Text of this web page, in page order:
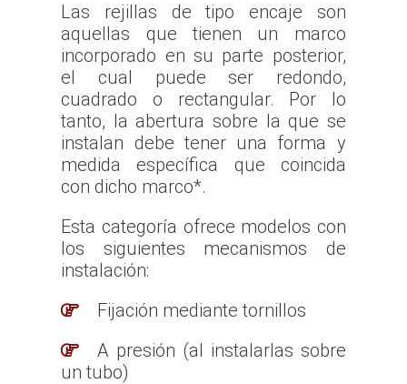
Las rejillas de tipo encaje son
aquellas que tienen un marco
incorporado en su parte posterior,
el cual puede ser redondo,
cuadrado o rectangular. Por lo
tanto, la abertura sobre la que se
instalan debe tener una forma y
medida específica que coincida
con dicho marco*.
Esta categoría ofrece modelos con
los siguientes mecanismos de
instalación:
Fijación mediante tornillos
A presión (al instalarlas sobre
un tubo)